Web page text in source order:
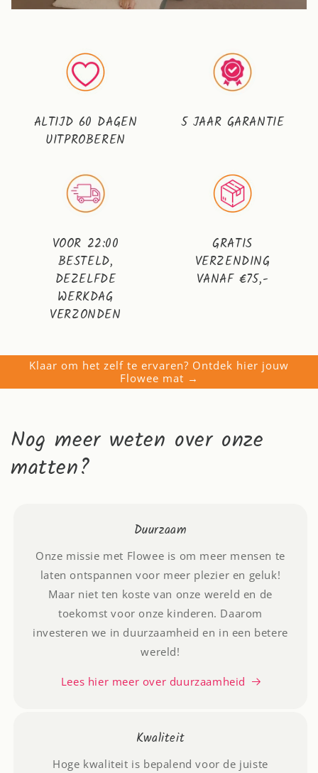
ALTIJD 60 DAGEN
UITPROBEREN
5 JAAR GARANTIE
VOOR 22:00
BESTELD,
DEZELFDE
WERKDAG
VERZONDEN
GRATIS
VERZENDING
VANAF €75,-
Klaar om het zelf te ervaren? Ontdek hier jouw
Flowee mat →
Nog meer weten over onze
matten?
Duurzaam
Onze missie met Flowee is om meer mensen te
laten ontspannen voor meer plezier en geluk!
Maar niet ten koste van onze wereld en de
toekomst voor onze kinderen. Daarom
investeren we in duurzaamheid en in een betere
wereld!
Lees hier meer over duurzaamheid
Kwaliteit
Hoge kwaliteit is bepalend voor de juiste